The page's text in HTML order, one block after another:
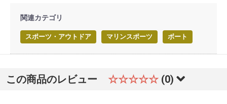
関連カテゴリ
スポーツ・アウトドア マリンスポーツ ボート
この商品のレビュー ☆☆☆☆☆ (0)